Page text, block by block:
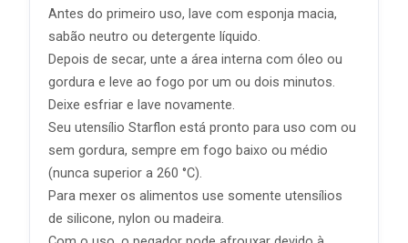
Antes do primeiro uso, lave com esponja macia,
sabão neutro ou detergente líquido.
Depois de secar, unte a área interna com óleo ou
gordura e leve ao fogo por um ou dois minutos.
Deixe esfriar e lave novamente.
Seu utensílio Starflon está pronto para uso com ou
sem gordura, sempre em fogo baixo ou médio
(nunca superior a 260 °C).
Para mexer os alimentos use somente utensílios
de silicone, nylon ou madeira.